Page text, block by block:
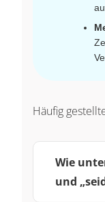
Häufig
Wie
und